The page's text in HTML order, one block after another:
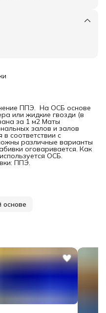
ППЭ. На ОСБ основе
или жидкие гвозди (в
за 1 м2 Маты
залов и залов
соответствии с
различные варианты
оговаривается. Как
ОСБ.
ППЭ.